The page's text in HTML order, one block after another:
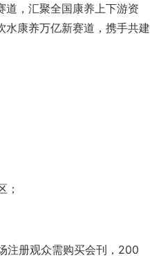
道，汇聚全国康养上下游资
水康养万亿新赛道，携手共建
；
注册观众需购买会刊，200